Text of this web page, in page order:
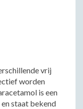
vrij
worden
is een
staat bekend